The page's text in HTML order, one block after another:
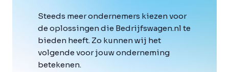
Steeds meer ondernemers kiezen voor
de oplossingen die Bedrijfswagen.nl te
bieden heeft. Zo kunnen wij het
volgende voor jouw onderneming
betekenen.